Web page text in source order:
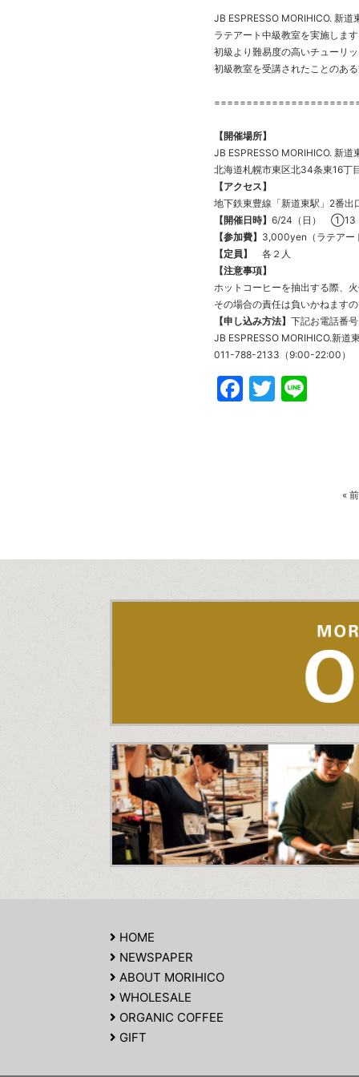
JB ESPRESSO MORIHICO. 新道
ラテアート中級教室を実施しま
初級より難易度の高いチューリ
初級教室を受講されたことのあ
【開催場所】
JB ESPRESSO MORIHICO. 新道
北海道札幌市東区北34条東16丁
【アクセス】
地下鉄東豊線「新道東駅」2番出
【開催日時】 6/24（日） ①13
【参加費】 3,000yen（ラテアー
【定員】
各２人
【注意事項】
ホットコーヒーを抽出する際、
その場合の責任は負いかねます
【申し込み方法】 下記お電話番
JB ESPRESSO MORIHICO.新道
011-788-2133（9:00-22:00）
«
HOME
NEWSPAPER
ABOUT MORIHICO
WHOLESALE
ORGANIC COFFEE
GIFT